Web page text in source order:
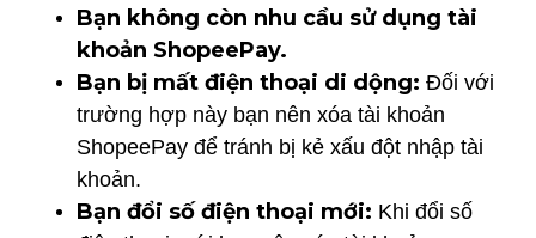
Bạn không còn nhu cầu sử dụng tài
khoản ShopeePay.
Bạn bị mất điện thoại di dộng: Đối với
trường hợp này bạn nên xóa tài khoản
ShopeePay để tránh bị kẻ xấu đột nhập tài
khoản.
Bạn đổi số điện thoại mới: Khi đổi số